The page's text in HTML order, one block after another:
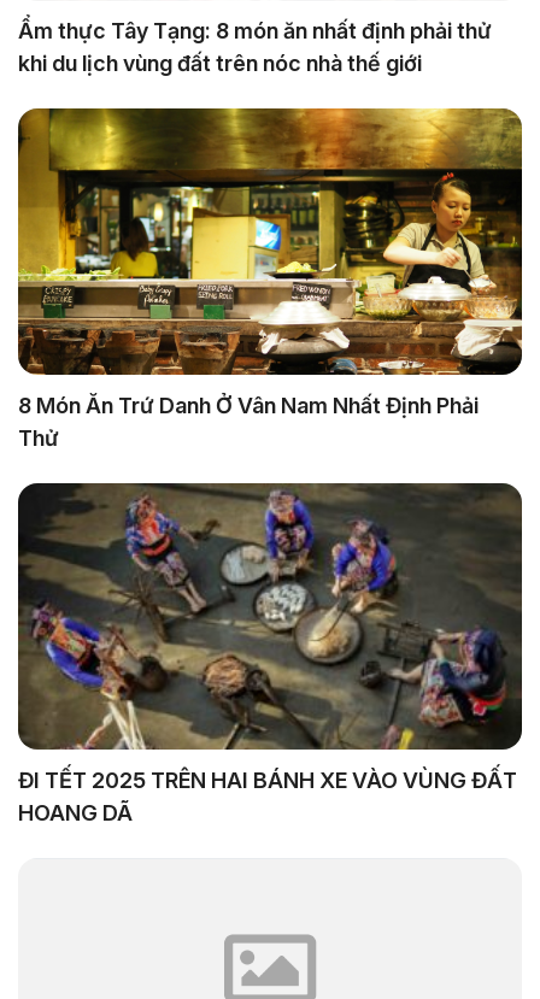
Ẩm thực Tây Tạng: 8 món ăn nhất định phải thử
khi du lịch vùng đất trên nóc nhà thế giới
8 Món Ăn Trứ Danh Ở Vân Nam Nhất Định Phải
Thử
ĐI TẾT 2025 TRÊN HAI BÁNH XE VÀO VÙNG ĐẤT
HOANG DÃ